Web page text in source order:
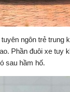
ngôn trẻ trung
Phần đuôi xe tuy
sau hầm hố.